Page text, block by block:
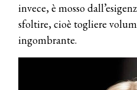
invece, è mosso
sfoltire, cioè togliere
ingombrante.